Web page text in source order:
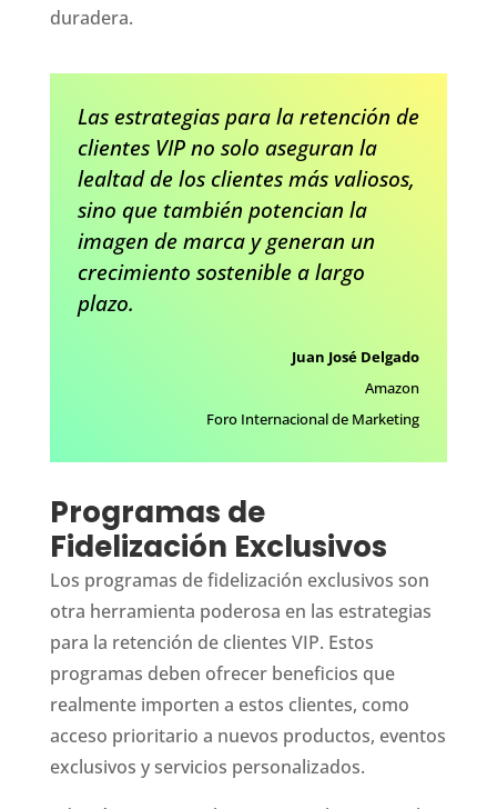
duradera.
Las estrategias para la retención de
clientes VIP no solo aseguran la
lealtad de los clientes más valiosos,
sino que también potencian la
imagen de marca y generan un
crecimiento sostenible a largo
plazo.
Juan José Delgado
Amazon
Foro Internacional de Marketing
Programas de
Fidelización Exclusivos
Los programas de fidelización exclusivos son
otra herramienta poderosa en las estrategias
para la retención de clientes VIP. Estos
programas deben ofrecer beneficios que
realmente importen a estos clientes, como
acceso prioritario a nuevos productos, eventos
exclusivos y servicios personalizados.